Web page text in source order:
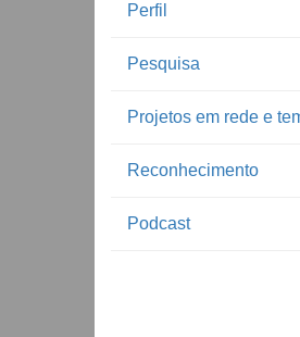
Perfil
Pesquisa
Projetos em rede e
Reconhecimento
Podcast